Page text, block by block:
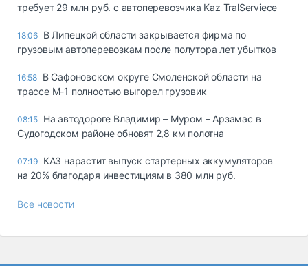
требует 29 млн руб. с автоперевозчика Kaz TralServiece
18:06 В Липецкой области закрывается фирма по
грузовым автоперевозкам после полутора лет убытков
16:58 В Сафоновском округе Смоленской области на
трассе М-1 полностью выгорел грузовик
08:15 На автодороге Владимир – Муром – Арзамас в
Судогодском районе обновят 2,8 км полотна
07:19 КАЗ нарастит выпуск стартерных аккумуляторов
на 20% благодаря инвестициям в 380 млн руб.
Все новости